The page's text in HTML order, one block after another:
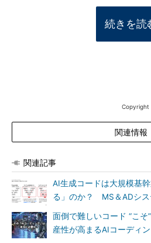
続きを読
Copyright
関連情報
関連記事
AI生成コードは大規模基
る」のか？ MS＆ADシス
面倒で難しいコード “こ
産性が高まるAIコーディ